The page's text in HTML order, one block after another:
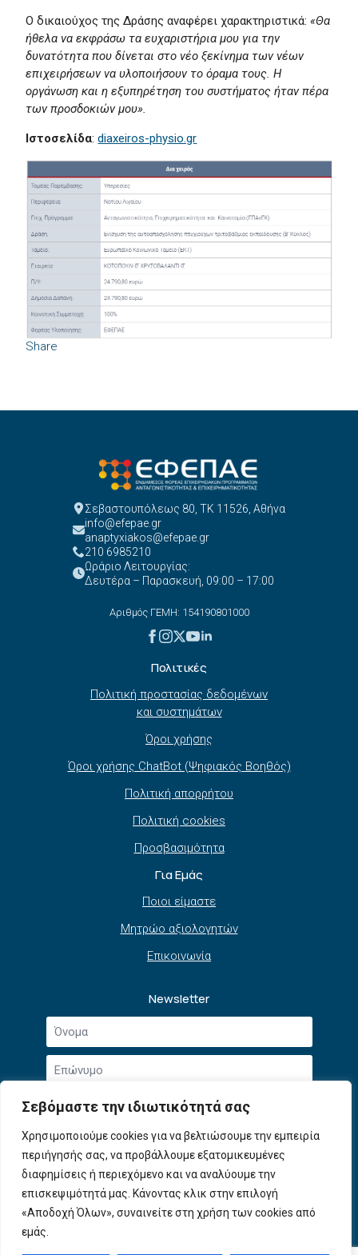
Σεβόμαστε την ιδιωτικότητά σας
Χρησιμοποιούμε cookies για να βελτιώσουμε την εμπειρία
περιήγησής σας, να προβάλλουμε εξατομικευμένες
διαφημίσεις ή περιεχόμενο και να αναλύουμε την
επισκεψιμότητά μας. Κάνοντας κλικ στην επιλογή
«Αποδοχή Όλων», συναινείτε στη χρήση των cookies από
εμάς.
Share
Ο δικαιούχος της Δράσης αναφέρει χαρακτηριστικά: «Θα
ήθελα να εκφράσω τα ευχαριστήρια μου για την
δυνατότητα που δίνεται στο νέο ξεκίνημα των νέων
επιχειρήσεων να υλοποιήσουν το όραμα τους. Η
οργάνωση και η εξυπηρέτηση του συστήματος ήταν πέρα
των προσδοκιών μου».
Ιστοσελίδα:diaxeiros-physio.gr
Σεβαστουπόλεως 80, ΤΚ 11526, Αθήνα
info@efepae.gr
anaptyxiakos@efepae.gr
210 6985210
Ωράριο Λειτουργίας:
Δευτέρα – Παρασκευή, 09:00 – 17:00
Αριθμός ΓΕΜΗ: 154190801000
Πολιτικές
Πολιτική προστασίας δεδομένων
και συστημάτων
Όροι χρήσης
Όροι χρήσης ChatBot (Ψηφιακός Βοηθός)
Πολιτική απορρήτου
Πολιτική cookies
Προσβασιμότητα
Για Εμάς
Ποιοι είμαστε
Μητρώο αξιολογητών
Επικοινωνία
Newsletter
Όνομα
Επώνυμο
Email
*
Αποδοχή
όρων
χρήσης
*
Συμφωνώ με την Πολιτική Απορρήτουκαι τους
Όρους Χρήσης.
Εγγραφή